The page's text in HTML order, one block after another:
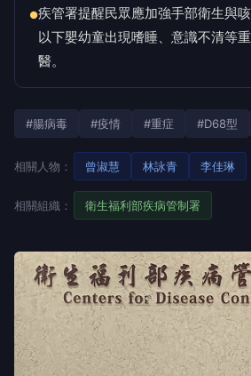
●疾管署提醒民眾應加強手部衛生與
以下嬰幼童出現嗜睡、意識不清等
醫。
#腸病毒 #疫情 #重症 #D68型
相關人物： 曾淑慧 林詠青 李佳琳
相關組織： 衛生福利部疾病管制署